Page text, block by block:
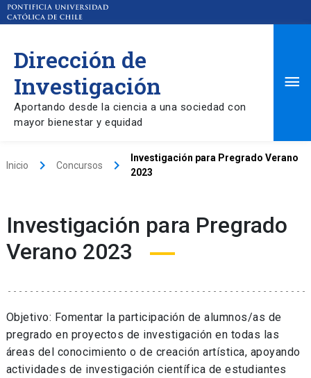
Dirección de
Investigación
Aportando desde la ciencia a una sociedad con
mayor bienestar y equidad
Inicio keyboard_arrow_right Concursos keyboard_arrow_right
Investigación para Pregrado Verano
2023
Investigación para Pregrado
Verano 2023
Objetivo: Fomentar la participación de alumnos/as de
pregrado en proyectos de investigación en todas las
áreas del conocimiento o de creación artística, apoyando
actividades de investigación científica de estudiantes